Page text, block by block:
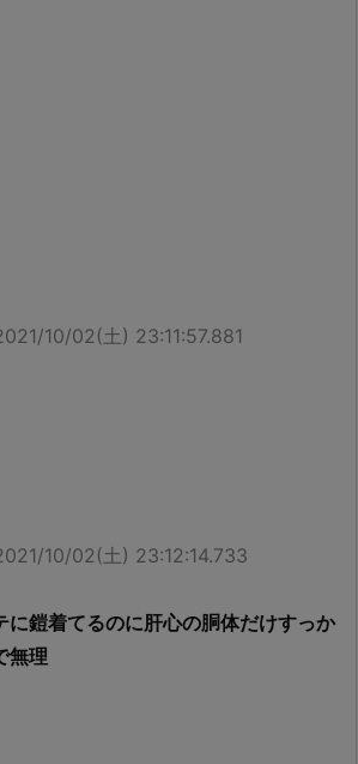
10/02(土) 23:11:57.881
10/02(土) 23:12:14.733
に鎧着てるのに肝心の胴体だけすっか
無理